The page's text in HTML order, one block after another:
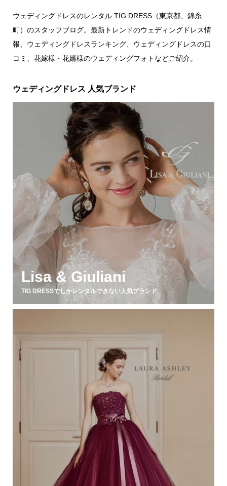
ウェディングドレスのレンタル TIG DRESS（東京都、錦糸
町）のスタッフブログ。最新トレンドのウェディングドレス情
報、ウェディングドレスランキング、ウェディングドレスの口
コミ、花嫁様・花婿様のウェディングフォトなどご紹介。
ウェディングドレス 人気ブランド
Lisa & Giuliani
TIG DRESSでしかレンタルできない人気ブランド